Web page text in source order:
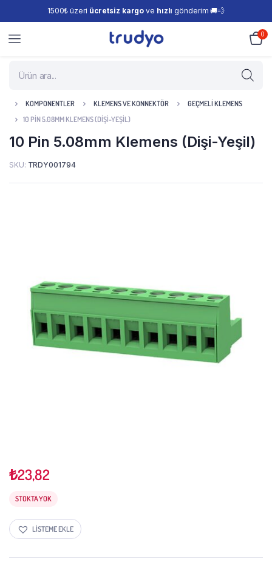
1500₺ üzeri ücretsiz kargo ve hızlı gönderim 🚚💨
0
KOMPONENTLER KLEMENS VE KONNEKTÖR
GEÇMELI KLEMENS
10 PIN 5.08MM KLEMENS (DIŞI-YEŞIL)
10 Pin 5.08mm Klemens (Dişi-Yeşil)
SKU: TRDY001794
₺23,82
STOKTA YOK
LISTEME EKLE